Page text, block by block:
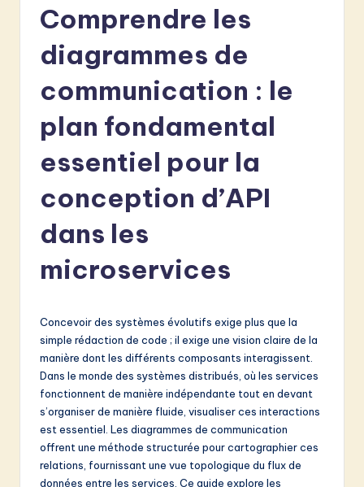
in
A
Comprendre les
diagrammes de
communication : le
plan fondamental
essentiel pour la
conception d’API
dans les
microservices
Concevoir des systèmes évolutifs exige plus que la
simple rédaction de code ; il exige une vision claire de la
manière dont les différents composants interagissent.
Dans le monde des systèmes distribués, où les services
fonctionnent de manière indépendante tout en devant
s’organiser de manière fluide, visualiser ces interactions
est essentiel. Les diagrammes de communication
offrent une méthode structurée pour cartographier ces
relations, fournissant une vue topologique du flux de
données entre les services. Ce guide explore les